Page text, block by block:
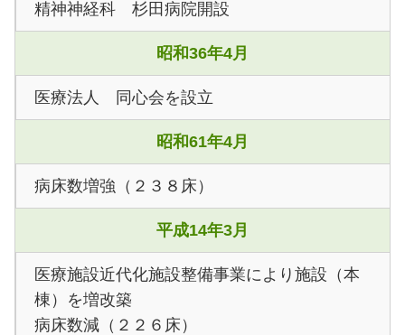
精神神経科 杉田病院開設
昭和36年4月
医療法人 同心会を設立
昭和61年4月
病床数増強（２３８床）
平成14年3月
医療施設近代化施設整備事業により施設（本
棟）を増改築
病床数減（２２６床）